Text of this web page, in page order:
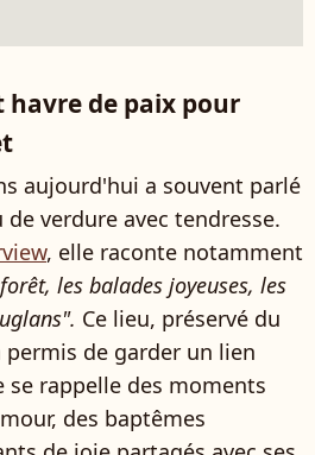
havre de paix pour
aujourd'hui a souvent parlé
verdure avec tendresse.
, elle raconte notamment
les balades joyeuses, les
Ce lieu, préservé du
de garder un lien
se rappelle des moments
des baptêmes